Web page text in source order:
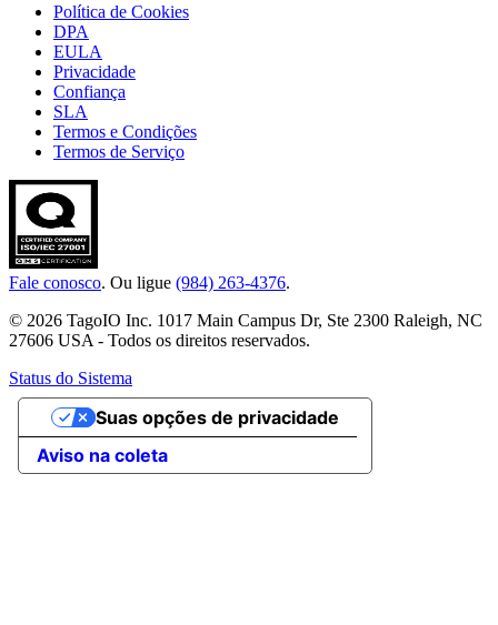
Política de Cookies
DPA
EULA
Privacidade
Confiança
SLA
Termos e Condições
Termos de Serviço
Fale conosco. Ou ligue (984) 263-4376.
© 2026 TagoIO Inc. 1017 Main Campus Dr, Ste 2300 Raleigh, NC
27606 USA - Todos os direitos reservados.
Status do Sistema
Aviso na coleta
Suas opções de privacidade